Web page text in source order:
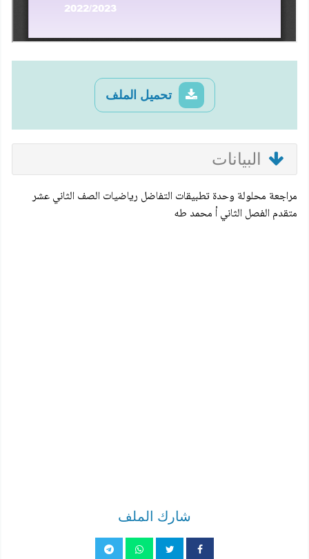
تحميل الملف
البيانات
مراجعة محلولة وحدة تطبيقات التفاضل رياضيات الصف الثاني عشر
متقدم الفصل الثاني أ محمد طه
شارك الملف